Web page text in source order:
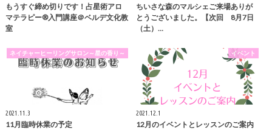
もうすぐ締め切りです！占星術アロ
マテラピー®︎入門講座＠ベルデ文化教
室
ちいさな森のマルシェご来場ありが
とうございました。【次回 8月7日
（土）…
ネイチャーヒーリングサロン～星の香り～
2021.11.3
11月臨時休業の予定
イベント
2021.12.1
12月のイベントとレッスンのご案内